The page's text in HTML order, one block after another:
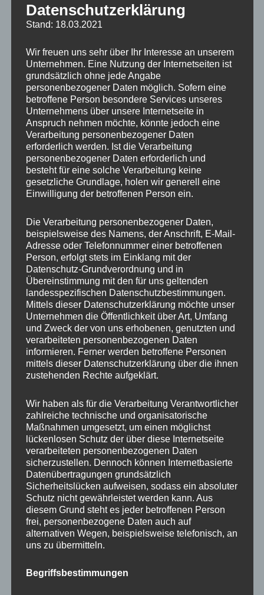
Und dann natürlich der überragende
Blogbeitrag vorgestellt habe. Diesmal waren sie
zumindest zeitweise auch auf der Außenanlage,
worauf ich gehofft habe. Da die kleinen Racker
kaum mal stillsitzen und die Anlage der Löwen
in Schwerin riesig ist, macht man als Fotograf
ordentlich Meter, um am Ende ein paar schöne
Fotos zu haben. Es lohnt sich immer und das
Abschlusseis auf der Bank am Giraffengehege
will ja auch erarbeitet werden.
Die asiatischen Rothunde hatte ich beim ersten
alle versteckt geschlafen haben. Auch bei
Datenschutzerklärung
Stand: 18.03.2021
Wir freuen uns sehr über Ihr Interesse an unserem
Unternehmen. Eine Nutzung der Internetseiten ist
grundsätzlich ohne jede Angabe
personenbezogener Daten möglich. Sofern eine
betroffene Person besondere Services unseres
Unternehmens über unsere Internetseite in
Anspruch nehmen möchte, könnte jedoch eine
Verarbeitung personenbezogener Daten
erforderlich werden. Ist die Verarbeitung
personenbezogener Daten erforderlich und
besteht für eine solche Verarbeitung keine
gesetzliche Grundlage, holen wir generell eine
Einwilligung der betroffenen Person ein.
Die Verarbeitung personenbezogener Daten,
beispielsweise des Namens, der Anschrift, E-Mail-
Adresse oder Telefonnummer einer betroffenen
Person, erfolgt stets im Einklang mit der
Datenschutz-Grundverordnung und in
Übereinstimmung mit den für uns geltenden
landesspezifischen Datenschutzbestimmungen.
Mittels dieser Datenschutzerklärung möchte unser
Unternehmen die Öffentlichkeit über Art, Umfang
und Zweck der von uns erhobenen, genutzten und
verarbeiteten personenbezogenen Daten
informieren. Ferner werden betroffene Personen
mittels dieser Datenschutzerklärung über die ihnen
zustehenden Rechte aufgeklärt.
Wir haben als für die Verarbeitung Verantwortlicher
zahlreiche technische und organisatorische
Maßnahmen umgesetzt, um einen möglichst
lückenlosen Schutz der über diese Internetseite
verarbeiteten personenbezogenen Daten
sicherzustellen. Dennoch können Internetbasierte
Datenübertragungen grundsätzlich
Sicherheitslücken aufweisen, sodass ein absoluter
Schutz nicht gewährleistet werden kann. Aus
diesem Grund steht es jeder betroffenen Person
frei, personenbezogene Daten auch auf
alternativen Wegen, beispielsweise telefonisch, an
uns zu übermitteln.
Begriffsbestimmungen